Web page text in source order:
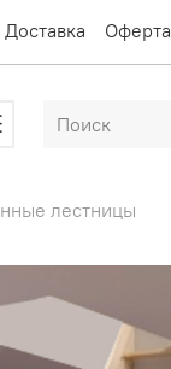
Доставка Оферта
лестницы